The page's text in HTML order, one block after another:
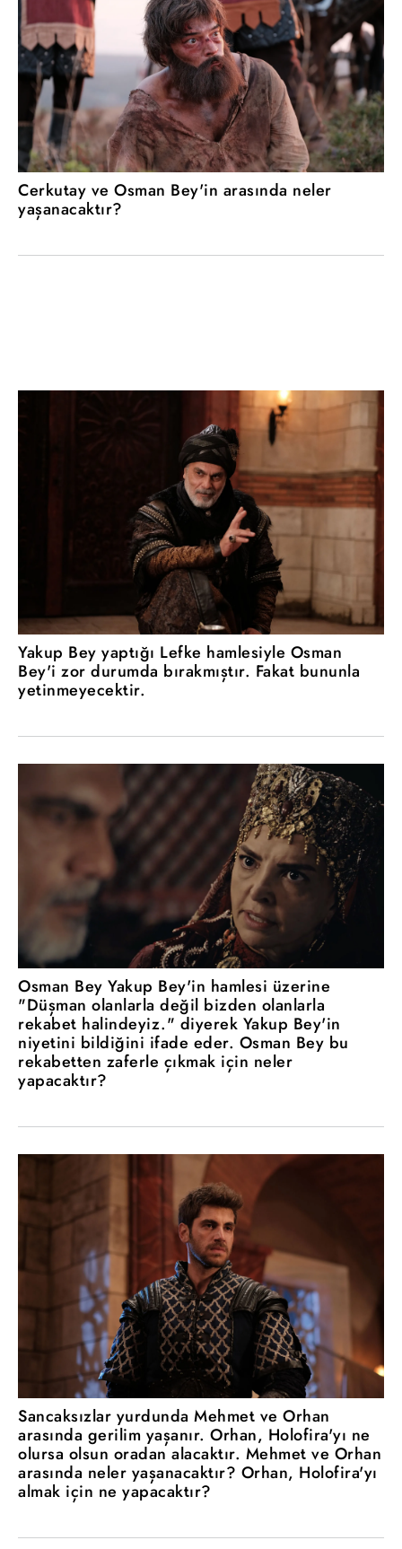
Cerkutay ve Osman Bey'in arasında neler
yaşanacaktır?
Yakup Bey yaptığı Lefke hamlesiyle Osman
Bey'i zor durumda bırakmıştır. Fakat bununla
yetinmeyecektir.
Osman Bey Yakup Bey'in hamlesi üzerine
"Düşman olanlarla değil bizden olanlarla
rekabet halindeyiz." diyerek Yakup Bey'in
niyetini bildiğini ifade eder. Osman Bey bu
rekabetten zaferle çıkmak için neler
yapacaktır?
Sancaksızlar yurdunda Mehmet ve Orhan
arasında gerilim yaşanır. Orhan, Holofira'yı ne
olursa olsun oradan alacaktır. Mehmet ve Orhan
arasında neler yaşanacaktır? Orhan, Holofira'yı
almak için ne yapacaktır?